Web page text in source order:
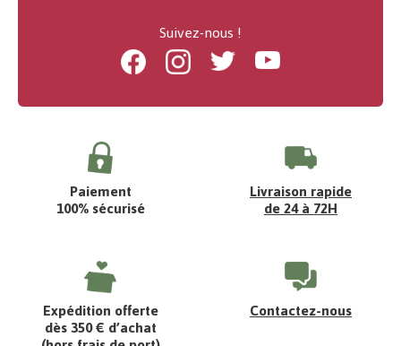
Suivez-nous !
FacebookInstagramTwitter Youtube
Paiement
100% sécurisé
Livraison rapide
de 24 à 72H
Expédition offerte
dès 350 € d’achat
Contactez-nous